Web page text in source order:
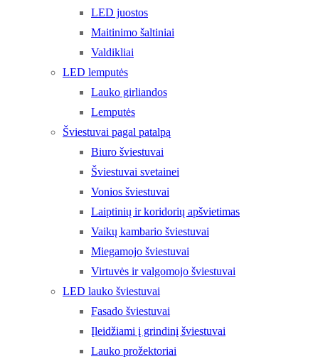
LED juostos
Maitinimo šaltiniai
Valdikliai
LED lemputės
Lauko girliandos
Lemputės
Šviestuvai pagal patalpą
Biuro šviestuvai
Šviestuvai svetainei
Vonios šviestuvai
Laiptinių ir koridorių apšvietimas
Vaikų kambario šviestuvai
Miegamojo šviestuvai
Virtuvės ir valgomojo šviestuvai
LED lauko šviestuvai
Fasado šviestuvai
Įleidžiami į grindinį šviestuvai
Lauko prožektoriai